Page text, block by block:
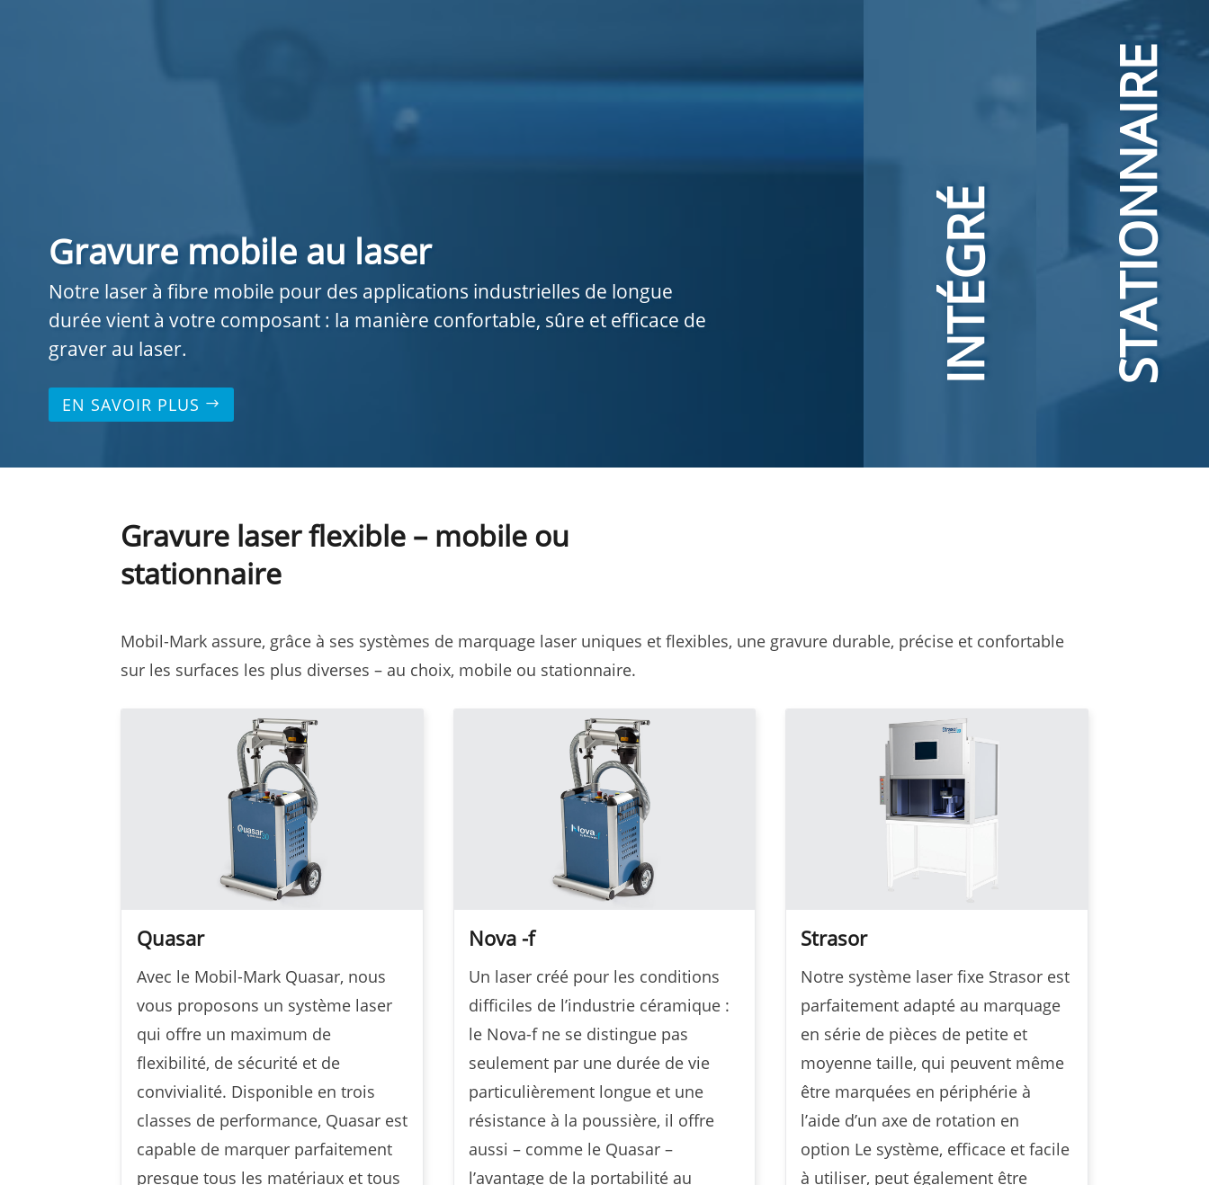
Gravure mobile au laser
Notre laser à fibre mobile pour des applications industrielles de longue
durée vient à votre composant : la manière confortable, sûre et efficace de
graver au laser.
EN SAVOIR PLUS
INTÉGRÉ STATIONNAIRE
Gravure laser flexible – mobile ou
stationnaire
Mobil-Mark assure, grâce à ses systèmes de marquage laser uniques et flexibles, une gravure durable, précise et confortable
sur les surfaces les plus diverses – au choix, mobile ou stationnaire.
Quasar
Avec le Mobil-Mark Quasar, nous
vous proposons un système laser
qui offre un maximum de
flexibilité, de sécurité et de
convivialité. Disponible en trois
classes de performance, Quasar est
capable de marquer parfaitement
presque tous les matériaux et tous
Nova -f
Un laser créé pour les conditions
difficiles de l’industrie céramique :
le Nova-f ne se distingue pas
seulement par une durée de vie
particulièrement longue et une
résistance à la poussière, il offre
aussi – comme le Quasar –
l’avantage de la portabilité au
Strasor
Notre système laser fixe Strasor est
parfaitement adapté au marquage
en série de pièces de petite et
moyenne taille, qui peuvent même
être marquées en périphérie à
l’aide d’un axe de rotation en
option Le système, efficace et facile
à utiliser, peut également être